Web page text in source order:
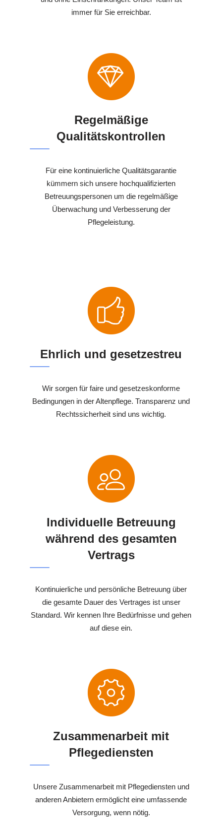
immer für Sie erreichbar.
Regelmäßige
Qualitätskontrollen
Für eine kontinuierliche Qualitätsgarantie
kümmern sich unsere hochqualifizierten
Betreuungspersonen um die regelmäßige
Überwachung und Verbesserung der
Pflegeleistung.
Ehrlich und gesetzestreu
Wir sorgen für faire und gesetzeskonforme
Bedingungen in der Altenpflege. Transparenz und
Rechtssicherheit sind uns wichtig.
Individuelle Betreuung
während des gesamten
Vertrags
Kontinuierliche und persönliche Betreuung über
die gesamte Dauer des Vertrages ist unser
Standard. Wir kennen Ihre Bedürfnisse und gehen
auf diese ein.
Zusammenarbeit mit
Pflegediensten
Unsere Zusammenarbeit mit Pflegediensten und
anderen Anbietern ermöglicht eine umfassende
Versorgung, wenn nötig.